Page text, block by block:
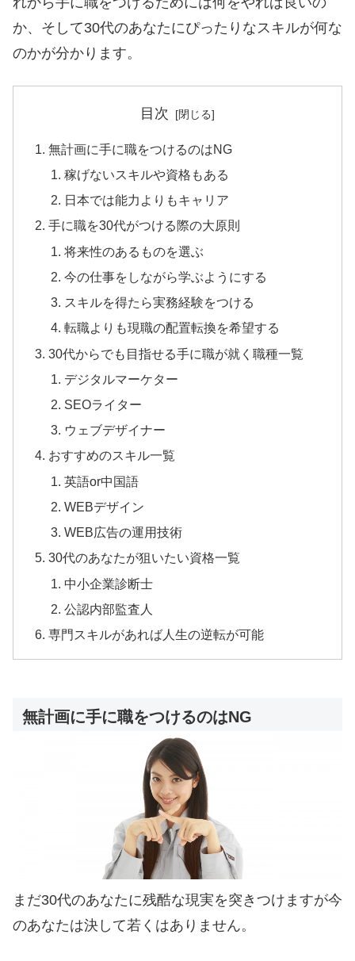
か、そして30代のあなたにぴったりなスキルが何な
のかが分かります。
目次
無計画に手に職をつけるのはNG
稼げないスキルや資格もある
日本では能力よりもキャリア
手に職を30代がつける際の大原則
将来性のあるものを選ぶ
今の仕事をしながら学ぶようにする
スキルを得たら実務経験をつける
転職よりも現職の配置転換を希望する
30代からでも目指せる手に職が就く職種一覧
デジタルマーケター
SEOライター
ウェブデザイナー
おすすめのスキル一覧
英語or中国語
WEBデザイン
WEB広告の運用技術
30代のあなたが狙いたい資格一覧
中小企業診断士
公認内部監査人
専門スキルがあれば人生の逆転が可能
無計画に手に職をつけるのはNG
まだ30代のあなたに残酷な現実を突きつけますが今
のあなたは決して若くはありません。